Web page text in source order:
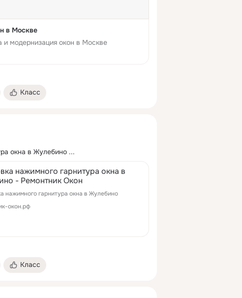
в Москве
и модернизация окон в Москве
Класс
окна в Жулебино ...
нажимного гарнитура окна в
- Ремонтник Окон
нажимного гарнитура окна в Жулебино
окон.рф
Класс